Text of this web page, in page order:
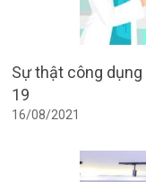
Sự thật công
19
16/08/2021